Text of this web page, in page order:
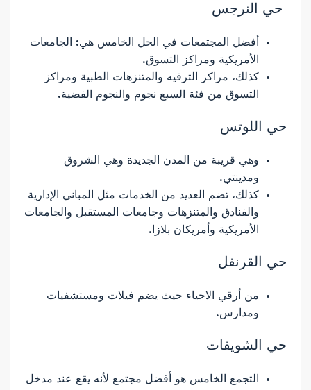
حي النرجس
أفضل المجتمعات في الحل الخامس هي: الجامعات
الأمريكية ومراكز التسوق.
كذلك، مراكز الترفيه والمتنزهات الطبية ومراكز
التسوق من فئة السبع نجوم والنجوم الفضية.
حي اللوتس
وهي قريبة من المدن الجديدة وهي الشروق
ومدينتي.
كذلك، تضم ​​العديد من الخدمات مثل المباني الإدارية
والفنادق والمتنزهات وجامعات المستقبل والجامعات
الأمريكية وأمريكان بلازا.
حي القرنفل
من أرقي الاحياء حيث يضم فيلات ومستشفيات
ومدارس.
حي الشويفات
التجمع الخامس هو أفضل مجتمع لأنه يقع عند مدخل